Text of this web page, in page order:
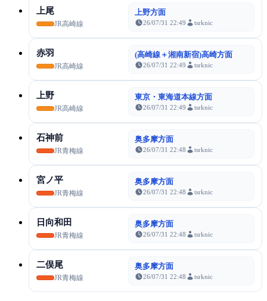
上尾
JR高崎線
上野方面
26/07/31 22:49 tsrknic
赤羽
JR高崎線
(高崎線＋湘南新宿)高崎方面
26/07/31 22:49 tsrknic
上野
JR高崎線
東京・東海道本線方面
26/07/31 22:49 tsrknic
石神前
JR青梅線
奥多摩方面
26/07/31 22:48 tsrknic
宮ノ平
JR青梅線
奥多摩方面
26/07/31 22:48 tsrknic
日向和田
JR青梅線
奥多摩方面
26/07/31 22:48 tsrknic
二俣尾
JR青梅線
奥多摩方面
26/07/31 22:48 tsrknic